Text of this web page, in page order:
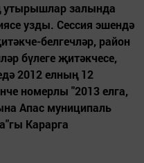
утырышлар залында
узды. Сессия эшендә
белгечләр, район
бүлеге җитәкчесе,
2012 елның 12
номерлы "2013 елга,
Апас муниципаль
Карарга